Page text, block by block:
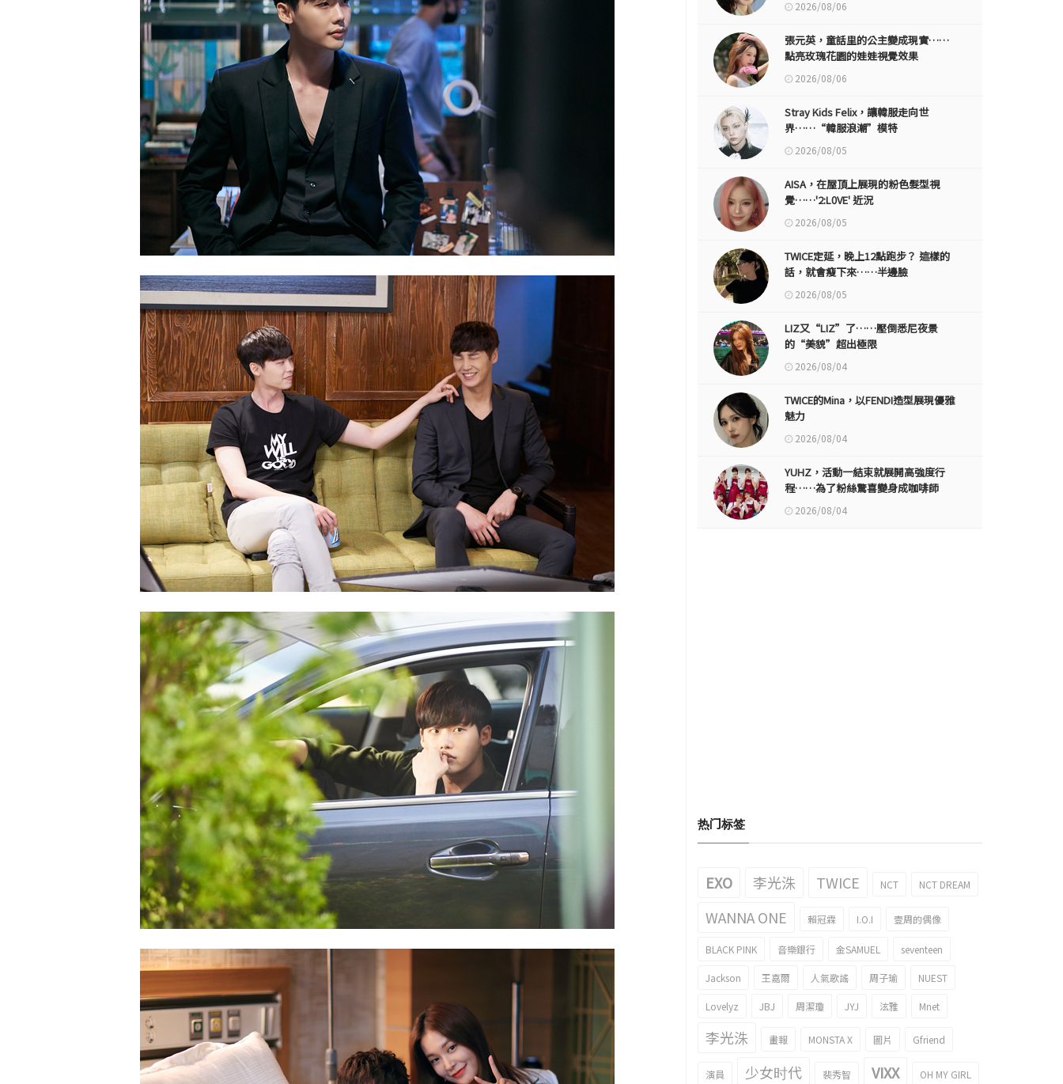
2026/08/06
張元英，童話里的公主變成現實……
點亮玫瑰花園的娃娃視覺效果
2026/08/06
Stray Kids Felix，讓韓服走向世
界……“韓服浪潮”模特
2026/08/05
AISA，在屋頂上展現的粉色髮型視
覺……'2:L0VE' 近況
2026/08/05
TWICE定延，晚上12點跑步？ 這樣的
話，就會瘦下來……半邊臉
2026/08/05
LIZ又“LIZ”了……壓倒悉尼夜景
的“美貌”超出極限
2026/08/04
TWICE的Mina，以FENDI造型展現優雅
魅力
2026/08/04
YUHZ，活動一結束就展開高強度行
程……為了粉絲驚喜變身成咖啡師
2026/08/04
热门标签
EXO 李光洙 TWICE NCT NCT DREAM
WANNA ONE 賴冠霖 I.O.I 壹周的偶像
BLACK PINK 音樂銀行 金SAMUEL seventeen
Jackson 王嘉爾 人氣歌謠 周子瑜 NUEST
Lovelyz JBJ 周潔瓊 JYJ 泫雅 Mnet
李光洙 畫報 MONSTA X 圖片 Gfriend
演員 少女时代 裴秀智 VIXX OH MY GIRL